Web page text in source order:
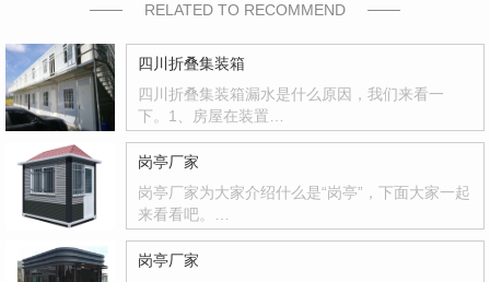
RELATED TO RECOMMEND
四川折叠集装箱
四川折叠集装箱漏水是什么原因，我们来看一
下。1、房屋在装置…
岗亭厂家
岗亭厂家为大家介绍什么是“岗亭”，下面大家一起
来看看吧。…
岗亭厂家